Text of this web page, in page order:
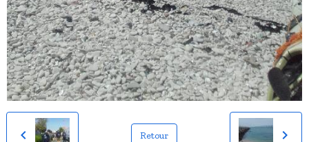
Retour